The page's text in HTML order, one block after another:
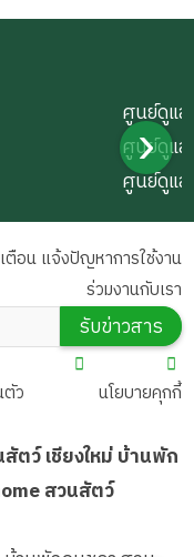
ศูนย์ดูแ
ศูนย์ดูแ
ศูนย์ดูแ
ว์ เชียงใหม่ บ้านพัก
สวนสัตว์
ตัว
นโยบายคุกกี้
ตือน แจ้งปัญหาการใช้งาน
ร่วมงานกับเรา
รับข่าวสาร